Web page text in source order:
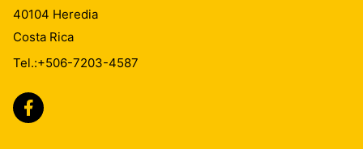
40104 Heredia
Costa Rica
Tel.:+506-7203-4587